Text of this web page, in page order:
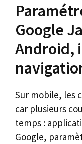
Google
Android,
Sur mobile, les
car plusieurs
temps :
Google,